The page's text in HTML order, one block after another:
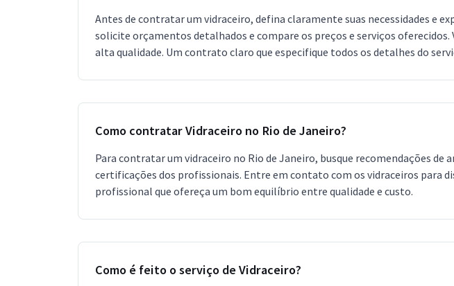
Antes de contratar um vidraceiro, defina claramente suas necessidades e
solicite orçamentos detalhados e compare os preços e serviços
alta qualidade. Um contrato claro que especifique todos os detalhes do
Como contratar Vidraceiro no Rio de Janeiro?
Para contratar um vidraceiro no Rio de Janeiro, busque recomendações
certificações dos profissionais. Entre em contato com os vidraceiros para
profissional que ofereça um bom equilíbrio entre qualidade e custo.
Como é feito o serviço de Vidraceiro?